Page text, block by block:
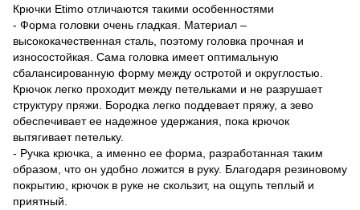
Крючки Etimo отличаются такими особенностями
- Форма головки очень гладкая. Материал –
высококачественная сталь, поэтому головка прочная и
износостойкая. Сама головка имеет оптимальную
сбалансированную форму между остротой и округлостью.
Крючок легко проходит между петельками и не разрушает
структуру пряжи. Бородка легко поддевает пряжу, а зево
обеспечивает ее надежное удержания, пока крючок
вытягивает петельку.
- Ручка крючка, а именно ее форма, разработанная таким
образом, что он удобно ложится в руку. Благодаря резиновому
покрытию, крючок в руке не скользит, на ощупь теплый и
приятный.